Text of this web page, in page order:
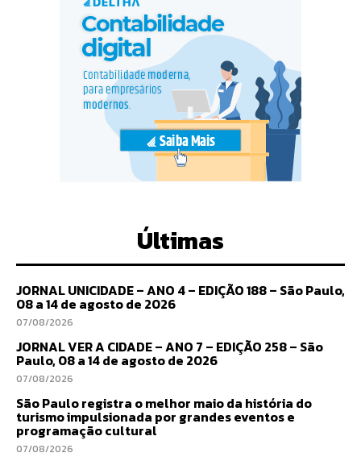
Últimas
JORNAL UNICIDADE – ANO 4 – EDIÇÃO 188 – São Paulo,
08 a 14 de agosto de 2026
07/08/2026
JORNAL VER A CIDADE – ANO 7 – EDIÇÃO 258 – São
Paulo, 08 a 14 de agosto de 2026
07/08/2026
São Paulo registra o melhor maio da história do
turismo impulsionada por grandes eventos e
programação cultural
07/08/2026